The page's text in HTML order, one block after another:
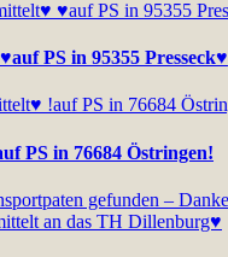
PS in 95355 Presseck♥
PS in 76684 Östringen!